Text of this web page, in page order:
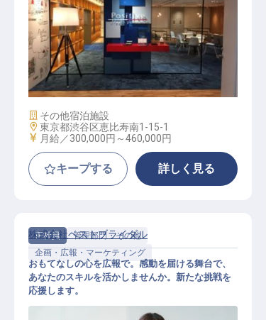
Webディレクター
施設業態
その他宿泊施設
勤務地
東京都渋谷区恵比寿南1-15-1
給与
月給／300,000円～460,000円
キープする 詳しく見る
正社員
管理部門・その他
企画・広報・マーケティング
株式会社ベストブライダル
おもてなしの心を広報で。感動を届ける舞台で、
あなたのスキルを活かしませんか。新たな挑戦を
応援します。